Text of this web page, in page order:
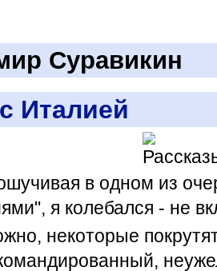
Суравикин
Италией
в одном из
я колебался - не
некоторые